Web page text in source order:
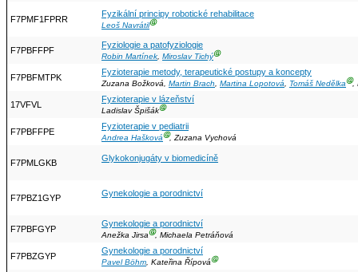
F7PMF1FPRR
Fyzikální principy robotické rehabilitace
Leoš NavrátilⒼ
F7PBFFPF
Fyziologie a patofyziologie
Robin Martínek, Miroslav TichýⒼ
F7PBFMTPK
Fyzioterapie metody, terapeutické postupy a koncepty
Zuzana Božková, Martin Brach, Martina Lopotová, Tomáš NedělkaⒼ,
17VFVL
Fyzioterapie v lázeňství
Ladislav ŠpišákⒼ
F7PBFFPE
Fyzioterapie v pediatrii
Andrea HaškováⒼ, Zuzana Vychová
F7PMLGKB Glykokonjugáty v biomedicíně
F7PBZ1GYP Gynekologie a porodnictví
F7PBFGYP
Gynekologie a porodnictví
Anežka JirsaⒼ, Michaela Petráňová
F7PBZGYP
Gynekologie a porodnictví
Pavel Böhm, Kateřina ŘípováⒼ